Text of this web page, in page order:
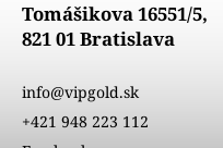
Tomášikova 16551/5,
821 01 Bratislava
info@vipgold.sk
+421 948 223 112